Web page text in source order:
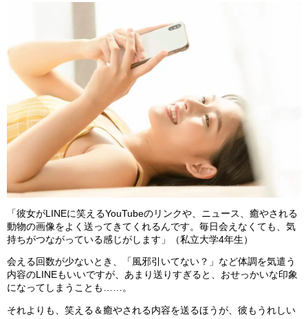
「彼女がLINEに笑えるYouTubeのリンクや、ニュース、癒やされる
動物の画像をよく送ってきてくれるんです。毎日会えなくても、気
持ちがつながっている感じがします」（私立大学4年生）
会える回数が少ないとき、「風邪引いてない？」など体調を気遣う
内容のLINEもいいですが、あまり送りすぎると、おせっかいな印象
になってしまうことも……。
それよりも、笑える＆癒やされる内容を送るほうが、彼もうれしい